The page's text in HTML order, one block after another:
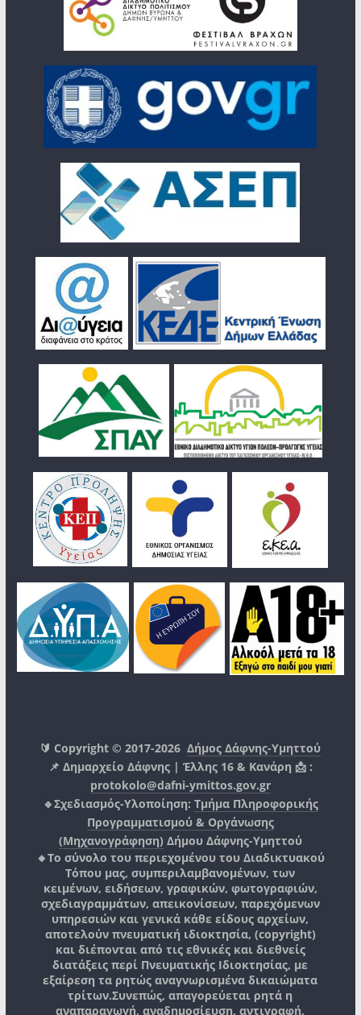
🔰 Copyright © 2017-2026Δήμος Δάφνης-Υμηττού
📌 Δημαρχείο Δάφνης | Έλλης 16 & Κανάρη 📩 :
protokolo@dafni-ymittos.gov.gr
🔹Σχεδιασμός-Υλοποίηση: Τμήμα Πληροφορικής
Προγραμματισμού & Οργάνωσης
(Μηχανογράφηση) Δήμου Δάφνης-Υμηττού
🔸Το σύνολο του περιεχομένου του Διαδικτυακού
Τόπου μας, συμπεριλαμβανομένων, των
κειμένων, ειδήσεων, γραφικών, φωτογραφιών,
σχεδιαγραμμάτων, απεικονίσεων, παρεχόμενων
υπηρεσιών και γενικά κάθε είδους αρχείων,
αποτελούν πνευματική ιδιοκτησία, (copyright)
και διέπονται από τις εθνικές και διεθνείς
διατάξεις περί Πνευματικής Ιδιοκτησίας, με
εξαίρεση τα ρητώς αναγνωρισμένα δικαιώματα
τρίτων.Συνεπώς, απαγορεύεται ρητά η
αναπαραγωγή, αναδημοσίευση, αντιγραφή,